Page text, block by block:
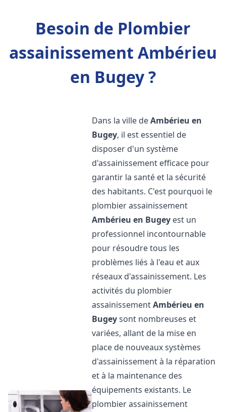
Besoin de Plombier
assainissement Ambérieu
en Bugey ?
Dans la ville deAmbérieu en
Bugey, il est essentiel de
disposer d'un système
d'assainissement efficace pour
garantir la santé et la sécurité
des habitants. C'est pourquoi le
plombier assainissement
Ambérieu en Bugey est un
professionnel incontournable
pour résoudre tous les
problèmes liés à l'eau et aux
réseaux d'assainissement. Les
activités du plombier
assainissementAmbérieu en
Bugeysont nombreuses et
variées, allant de la mise en
place de nouveaux systèmes
d'assainissement à la réparation
et à la maintenance des
équipements existants. Le
plombier assainissement